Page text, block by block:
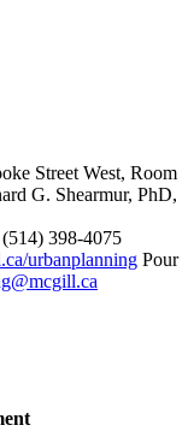
Street West, Room
G. Shearmur, PhD,
(514) 398-4075
urbanplanning Pour